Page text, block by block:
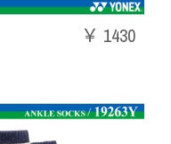
￥ 1430